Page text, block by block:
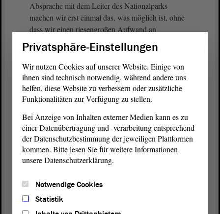
Absprache mit dem Leiter des Nationalparks
machen wir erst einmal das, was möglich ist, ohne
dass wir einen riesengroßen Aufwand an
Bürokratie betreiben müssen. Vielmehr wollen wir
Maßnahmen umsetzen.
Das Thema Brandschneisen im Nationalpark ist ein
wichtiges Thema, worauf uns auch die Feuerwehr
immer wieder angesprochen hat. Wenn Brände
wieder zu einem Brand kommen, weil man es nicht
komplett verhindern kann , dann werden diese
Schneisen dabei helfen, dass schneller gelöscht
werden kann.
Zudem besteht das Thema Streckenkontrollen in
Privatsphäre-Einstellungen
Wir nutzen Cookies auf unserer Website. Einige von
ihnen sind technisch notwendig, während andere uns
helfen, diese Website zu verbessern oder zusätzliche
Funktionalitäten zur Verfügung zu stellen.
Bei Anzeige von Inhalten externer Medien kann es zu
einer Datenübertragung und -verarbeitung entsprechend
der Datenschutzbestimmung der jeweiligen Plattformen
kommen. Bitte lesen Sie für weitere Informationen
unsere Datenschutzerklärung.
Notwendige Cookies
Statistik